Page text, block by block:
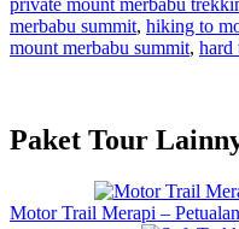
private mount merbabu
merbabu summit, hiking to
mount merbabu summit, hard
Paket Tour
Motor Trail Merapi –